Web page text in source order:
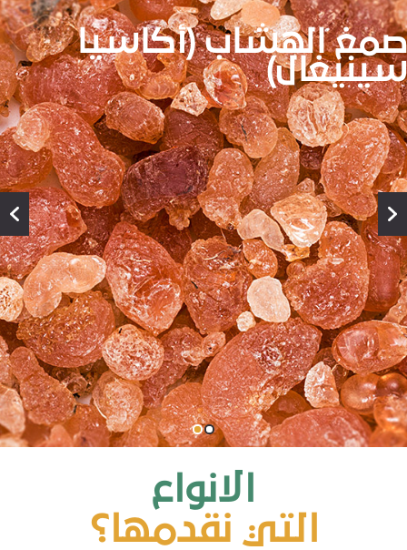
صمغ الهشاب (أكاسيا
سينيغال)
الانواع
التي نقدمها؟